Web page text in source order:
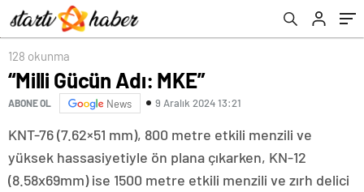
128 okunma
“Milli Gücün Adı: MKE”
ABONE OL News 9 Aralık 2024 13:21
KNT-76 (7.62×51 mm), 800 metre etkili menzili ve
yüksek hassasiyetiyle ön plana çıkarken, KN-12
(8.58x69mm) ise 1500 metre etkili menzili ve zırh delici